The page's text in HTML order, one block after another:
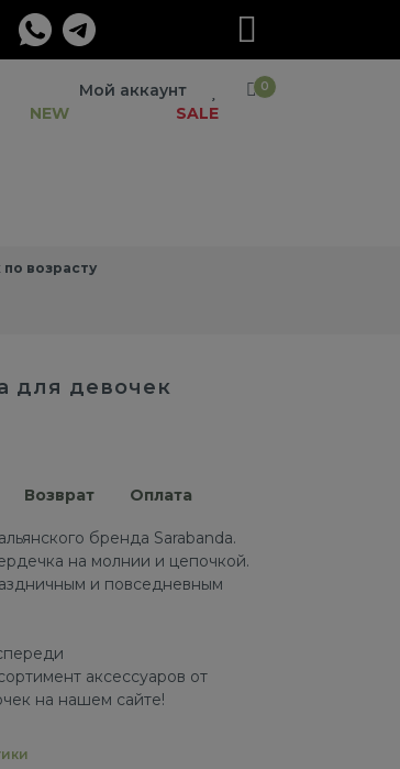
Мой аккаунт 0
NEW SALE
возрасту
для девочек
Возврат Оплата
бренда Sarabanda.
на молнии и цепочкой.
и повседневным
аксессуаров от
на нашем сайте!